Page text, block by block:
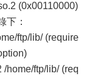
(0x00110000)
：
ftp/lib/ (require
ftp/lib/ (req